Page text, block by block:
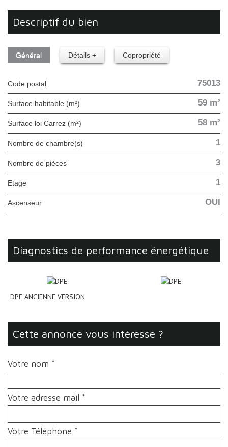
descriptif du bien
Général Détails + Copropriété
Code postal 75013
Surface habitable (m²) 59 m²
Surface loi Carrez (m²) 58 m²
Nombre de chambre(s) 1
Nombre de pièces 3
Etage 1
Ascenseur OUI
diagnostics de performance énergétique
DPE ANCIENNE VERSION
cette annonce vous intéresse ?
Votre nom *
Votre adresse mail *
Votre Téléphone *